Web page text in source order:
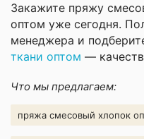
Закажите пряжу
оптом уже сегодня.
менеджера и
ткани оптом —
Что мы предлагаем:
пряжа смесовый хлопок